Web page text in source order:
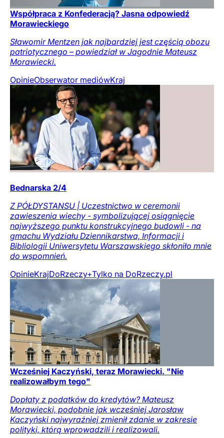
Współpraca z Konfederacją? Jasna odpowiedź
Morawieckiego
Sławomir Mentzen jak najbardziej jest częścią obozu
patriotycznego – powiedział w Jagodnie Mateusz
Morawiecki.
OpinieObserwator mediówKraj
Bednarska 2/4
Z PÓŁDYSTANSU | Uczestnictwo w ceremonii
zawieszenia wiechy - symbolizującej osiągnięcie
najwyższego punktu konstrukcyjnego budowli - na
gmachu Wydziału Dziennikarstwa, Informacji i
Bibliologii Uniwersytetu Warszawskiego skłoniło mnie
do wspomnień.
OpinieKrajDoRzeczy+Tylko na DoRzeczy.pl
Wcześniej Kaczyński, teraz Morawiecki. "Nie
realizowałbym tego"
Dopłaty z podatków do kredytów? Mateusz
Morawiecki, podobnie jak wcześniej Jarosław
Kaczyński najwyraźniej zmienił zdanie w zakresie
polityki, którą wprowadzili i realizowali.